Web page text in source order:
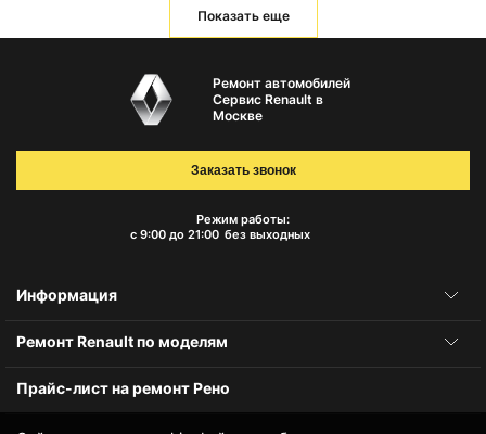
Показать еще
Ремонт автомобилей
Сервис Renault в
Москве
Режим работы:
с 9:00 до 21:00 без выходных
Заказать звонок
Информация
Ремонт Renault по моделям
Прайс-лист на ремонт Рено